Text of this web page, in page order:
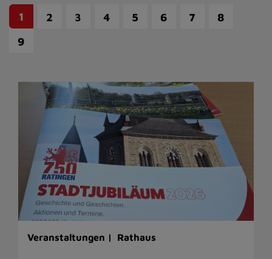
1 2 3 4 5 6 7
8
9
Veranstaltungen | Rathaus